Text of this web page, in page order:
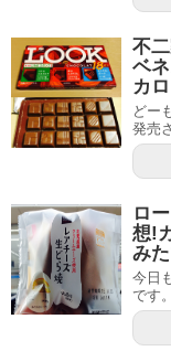
不
ベ
カ
どー
発売
ロ
想!
み
今日
です